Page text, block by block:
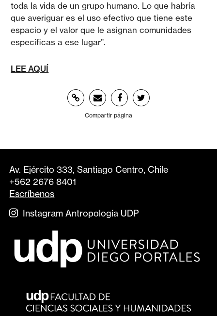
toda la vida de un grupo humano. Lo que habría
que averiguar es el uso efectivo que tiene este
espacio y el valor que le asignan comunidades
específicas a ese lugar”.
LEE AQUÍ
Compartir página
Av. Ejército 333, Santiago Centro, Chile
+562 2676 8401
Escríbenos
Instagram Antropología UDP